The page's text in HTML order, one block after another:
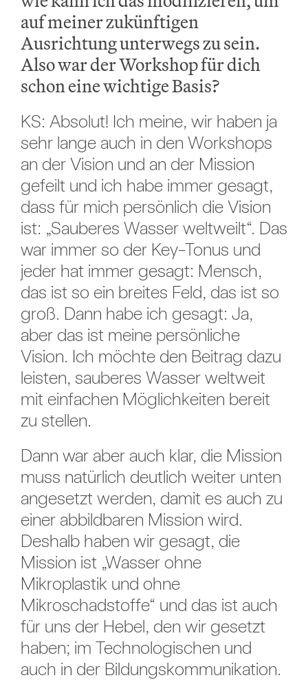
auf meiner zukünftigen
Ausrichtung unterwegs zu sein.
Also war der Workshop für dich
schon eine wichtige Basis?
KS: Absolut! Ich meine, wir haben ja
sehr lange auch in den Workshops
an der Vision und an der Mission
gefeilt und ich habe immer gesagt,
dass für mich persönlich die Vision
ist: „Sauberes Wasser weltweilt“. Das
war immer so der Key-Tonus und
jeder hat immer gesagt: Mensch,
das ist so ein breites Feld, das ist so
groß. Dann habe ich gesagt: Ja,
aber das ist meine persönliche
Vision. Ich möchte den Beitrag dazu
leisten, sauberes Wasser weltweit
mit einfachen Möglichkeiten bereit
zu stellen.
Dann war aber auch klar, die Mission
muss natürlich deutlich weiter unten
angesetzt werden, damit es auch zu
einer abbildbaren Mission wird.
Deshalb haben wir gesagt, die
Mission ist „Wasser ohne
Mikroplastik und ohne
Mikroschadstoffe“ und das ist auch
für uns der Hebel, den wir gesetzt
haben; im Technologischen und
auch in der Bildungskommunikation.